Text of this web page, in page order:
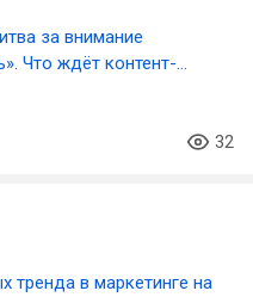
за внимание
Что ждёт контент-
32
тренда в маркетинге на